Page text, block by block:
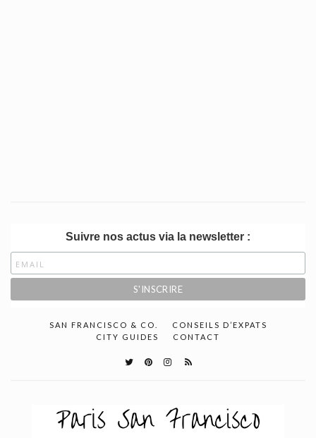
Suivre nos actus via la newsletter :
SAN FRANCISCO & CO.
CONSEILS D’EXPATS
CITY GUIDES
CONTACT